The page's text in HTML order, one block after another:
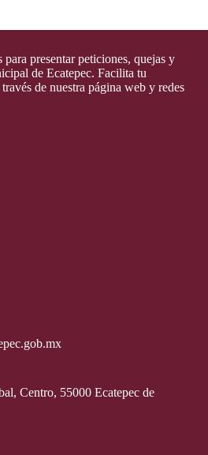
presentar peticiones, quejas y
de Ecatepec. Facilita tu
de nuestra página web y redes
Centro, 55000 Ecatepec de